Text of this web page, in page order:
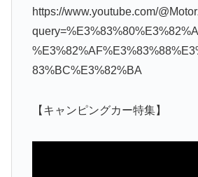
https://www.youtube.com/
83%BC%E3%82%BA
【キャンピングカー特集】